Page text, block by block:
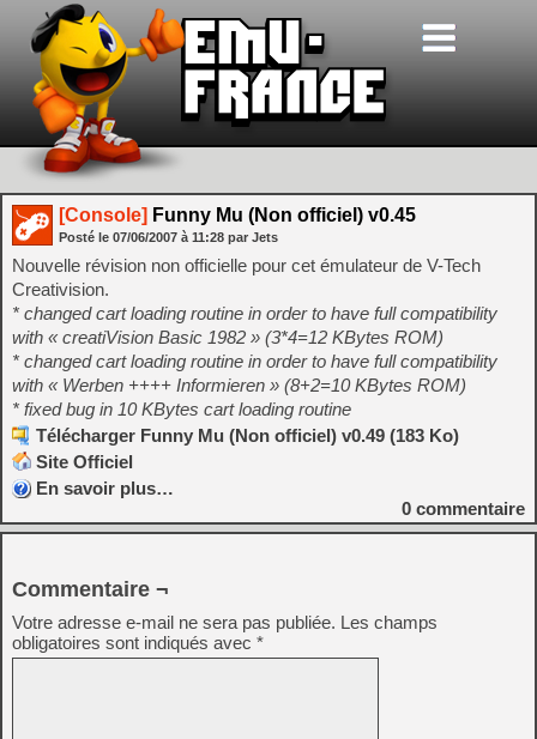
[Console] Funny Mu (Non officiel) v0.45
Posté le 07/06/2007 à 11:28 par Jets
Nouvelle révision non officielle pour cet émulateur de V-Tech
Creativision.
* changed cart loading routine in order to have full compatibility
with « creatiVision Basic 1982 » (3*4=12 KBytes ROM)
* changed cart loading routine in order to have full compatibility
with « Werben ++++ Informieren » (8+2=10 KBytes ROM)
* fixed bug in 10 KBytes cart loading routine
Télécharger Funny Mu (Non officiel) v0.49 (183 Ko)
Site Officiel
En savoir plus…
0 commentaire
Commentaire ¬
Votre adresse e-mail ne sera pas publiée. Les champs
obligatoires sont indiqués avec *